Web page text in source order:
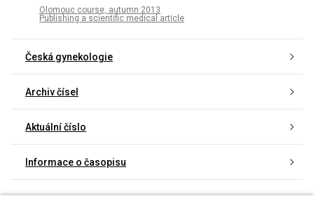
Olomouc course, autumn 2013
Publishing a scientific medical article
Česká gynekologie
Archiv čísel
Aktuální číslo
Informace o časopisu